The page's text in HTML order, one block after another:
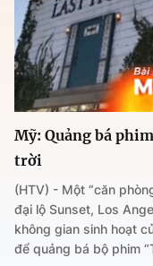
Mỹ: Quảng bá
trời
(HTV) - Một “căn
đại lộ Sunset, Los
không gian sinh hoạt
để quảng bá bộ phim